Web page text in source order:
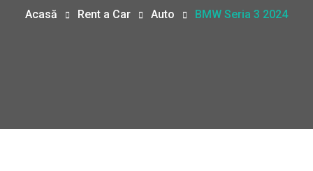
Acasă Rent a Car Auto BMW Seria 3 2024